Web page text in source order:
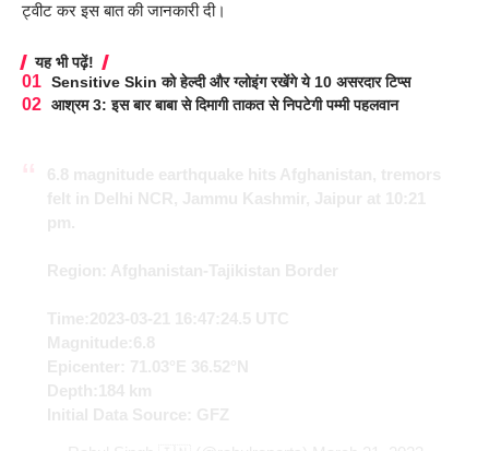
ट्वीट कर इस बात की जानकारी दी।
यह भी पढ़ें!
Sensitive Skin को हेल्दी और ग्लोइंग रखेंगे ये 10 असरदार टिप्स
आश्रम 3: इस बार बाबा से दिमागी ताकत से निपटेगी पम्मी पहलवान